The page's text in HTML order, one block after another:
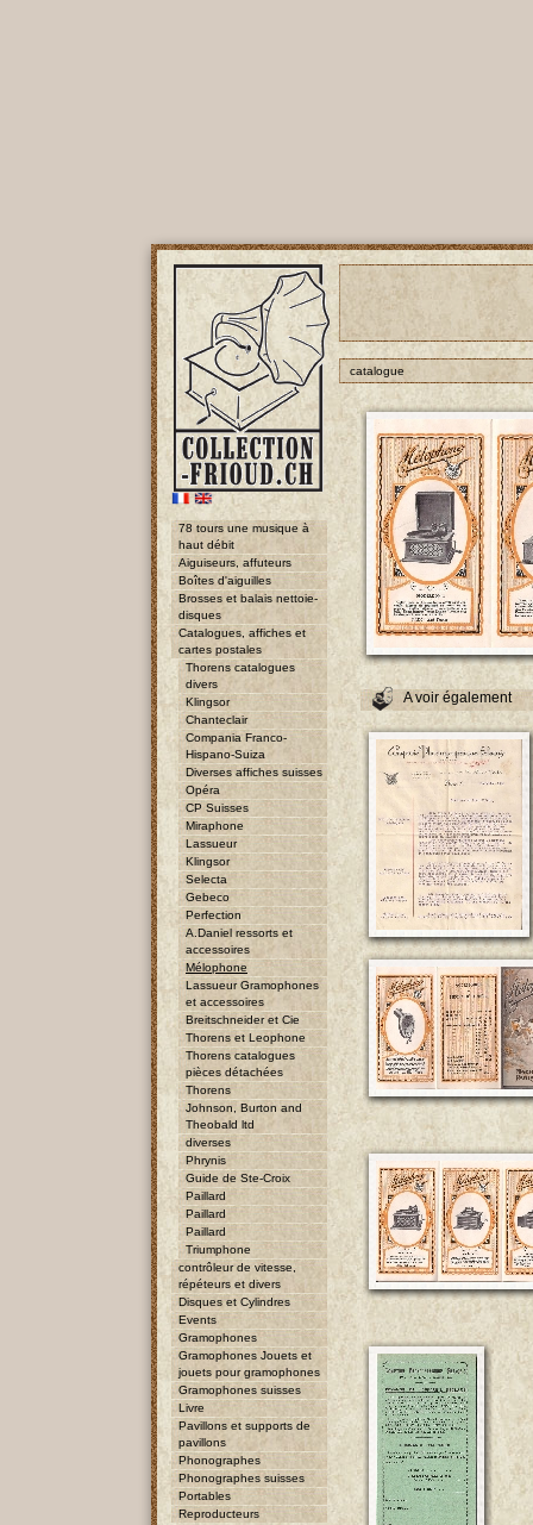
78 tours une musique à
haut débit
Aiguiseurs, affuteurs
Boîtes d'aiguilles
Brosses et balais nettoie-
disques
Catalogues, affiches et
cartes postales
Thorens catalogues
divers
Klingsor
Chanteclair
Compania Franco-
Hispano-Suiza
Diverses affiches suisses
Opéra
CP Suisses
Miraphone
Lassueur
Klingsor
Selecta
Gebeco
Perfection
A.Daniel ressorts et
accessoires
Mélophone
Lassueur Gramophones
et accessoires
Breitschneider et Cie
Thorens et Leophone
Thorens catalogues
pièces détachées
Thorens
Johnson, Burton and
Theobald ltd
diverses
Phrynis
Guide de Ste-Croix
Paillard
Paillard
Paillard
Triumphone
contrôleur de vitesse,
répéteurs et divers
Disques et Cylindres
Events
Gramophones
Gramophones Jouets et
jouets pour gramophones
Gramophones suisses
Livre
Pavillons et supports de
pavillons
Phonographes
Phonographes suisses
Portables
Reproducteurs
catalogue
A voir également